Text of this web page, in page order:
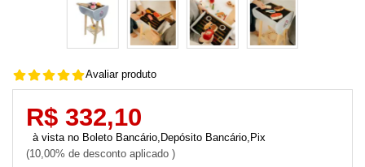
Avaliar produto
R$ 332,10
10,00% de desconto aplicado
Boleto Bancário,Depósito Bancário,Pix